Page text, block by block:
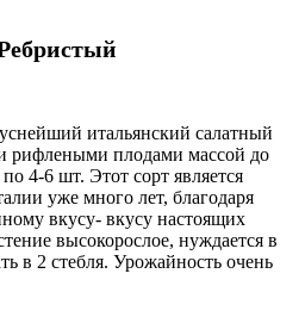
итальянский салатный
рифлеными плодами массой до
4-6 шт. Этот сорт является
уже много лет, благодаря
вкусу- вкусу настоящих
высокорослое, нуждается в
в 2 стебля. Урожайность очень